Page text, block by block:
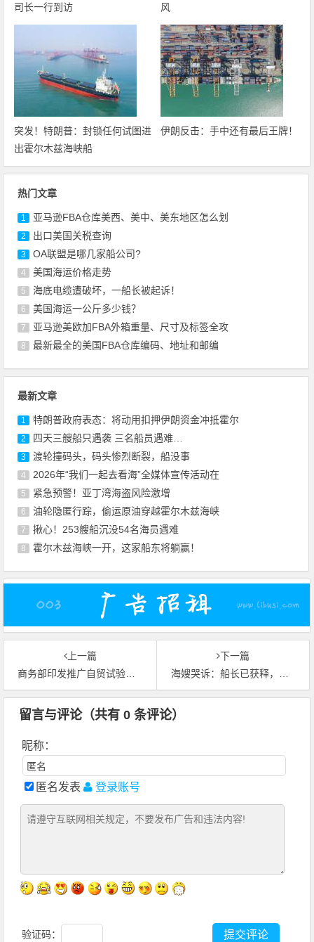
司长一行到访
风
突发！特朗普：封锁任何试图进
出霍尔木兹海峡船
伊朗反击：手中还有最后王牌！
热门文章
1 亚马逊FBA仓库美西、美中、美东地区怎么划
2 出口美国关税查询
3 OA联盟是哪几家船公司?
4 美国海运价格走势
5 海底电缆遭破坏，一船长被起诉！
6 美国海运一公斤多少钱？
7 亚马逊美欧加FBA外箱重量、尺寸及标签全攻
8 最新最全的美国FBA仓库编码、地址和邮编
最新文章
1 特朗普政府表态：将动用扣押伊朗资金冲抵霍尔
2 四天三艘船只遇袭 三名船员遇难…
3 渡轮撞码头，码头惨烈断裂，船没事
4 2026年“我们一起去看海”全媒体宣传活动在
5 紧急预警！亚丁湾海盗风险激增
6 油轮隐匿行踪，偷运原油穿越霍尔木兹海峡
7 揪心！253艘船沉没54名海员遇难
8 霍尔木兹海峡一开，这家船东将躺赢！
上一篇
商务部印发推广自贸试验区第六批“最佳实践案例”
下一篇
海嫂哭诉：船长已获释，大副仍在狱中煎熬！
留言与评论（共有0 条评论）
昵称：
匿名发表 登录账号
验证码：